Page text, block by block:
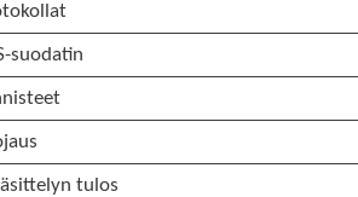
suodatin
tulos